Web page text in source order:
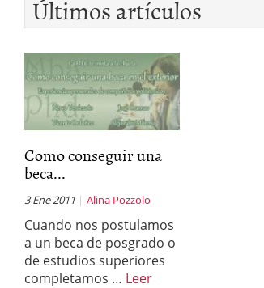
Últimos artículos
Como conseguir una
beca...
3 Ene 2011 Alina Pozzolo
Cuando nos postulamos
a un beca de posgrado o
de estudios superiores
completamos … Leer